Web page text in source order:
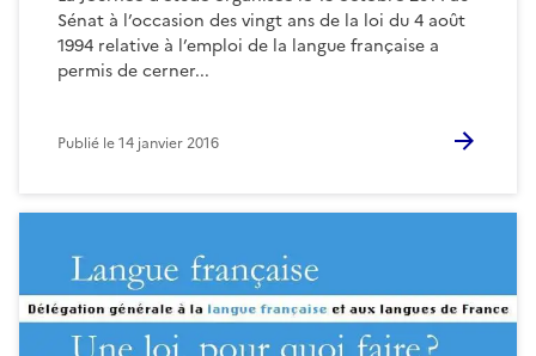
Sénat à l’occasion des vingt ans de la loi du 4 août
1994 relative à l’emploi de la langue française a
permis de cerner...
Publié le14 janvier 2016